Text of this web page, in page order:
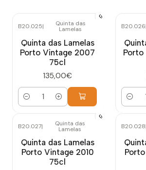
B20.025| Quinta das
Lamelas
Quinta das Lamelas
Porto Vintage 2007
75cl
135,00€
Quantidade
B20.026
B20.027| Quinta das
Lamelas
Quinta das Lamelas
Porto Vintage 2010
75cl
B20.028